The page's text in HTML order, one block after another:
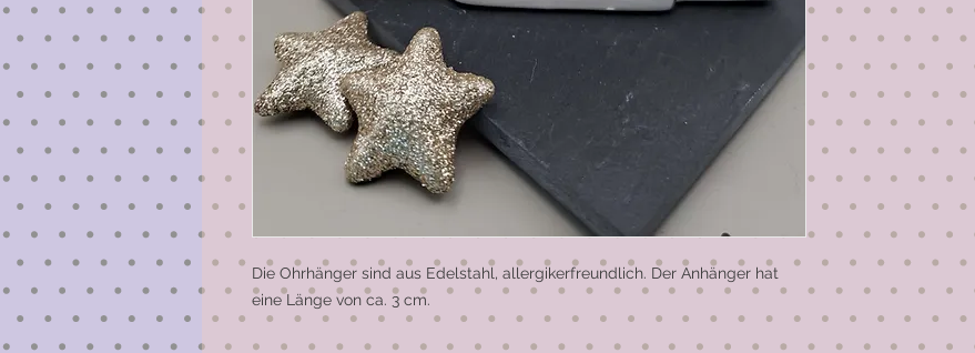
Die Ohrhänger sind aus Edelstahl, allergikerfreundlich. Der Anhänger hat
eine Länge von ca. 3 cm.